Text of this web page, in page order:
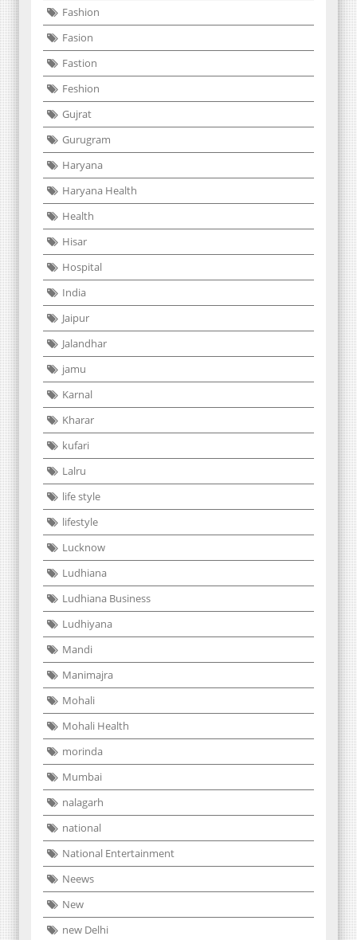
Fashion
Fasion
Fastion
Feshion
Gujrat
Gurugram
Haryana
Haryana Health
Health
Hisar
Hospital
India
Jaipur
Jalandhar
jamu
Karnal
Kharar
kufari
Lalru
life style
lifestyle
Lucknow
Ludhiana
Ludhiana Business
Ludhiyana
Mandi
Manimajra
Mohali
Mohali Health
morinda
Mumbai
nalagarh
national
National Entertainment
Neews
New
new Delhi